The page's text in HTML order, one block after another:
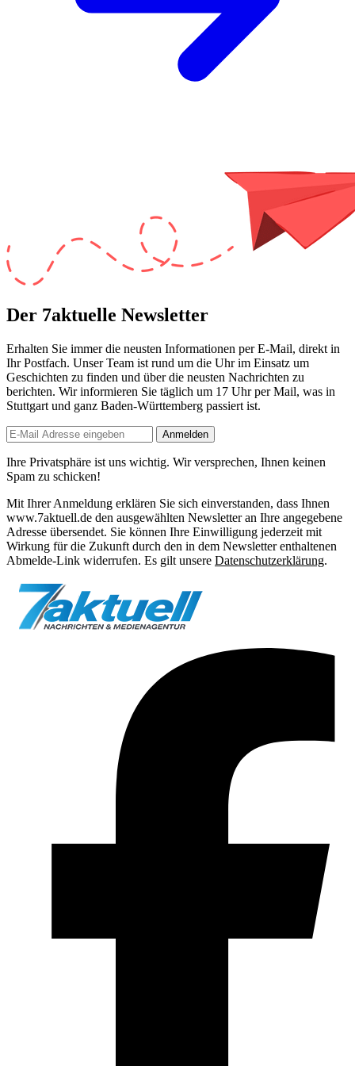
Der 7aktuelle Newsletter
Erhalten Sie immer die neusten Informationen per E-Mail, direkt in
Ihr Postfach. Unser Team ist rund um die Uhrim Einsatz um
Geschichten zu finden und über die neusten Nachrichten zu
berichten. Wir informieren Sie täglich um 17 Uhrper Mail, was in
Stuttgart und ganz Baden-Württemberg passiert ist.
Anmelden
Ihre Privatsphäre ist uns wichtig. Wir versprechen, Ihnen keinen
Spam zu schicken!
Mit Ihrer Anmeldung erklären Sie sich einverstanden, dass Ihnen
www.7aktuell.de den ausgewählten Newsletter an Ihre angegebene
Adresse übersendet. Sie können Ihre Einwilligung jederzeit mit
Wirkung für die Zukunft durch den in dem Newsletter enthaltenen
Abmelde-Link widerrufen. Es gilt unsere Datenschutzerklärung.